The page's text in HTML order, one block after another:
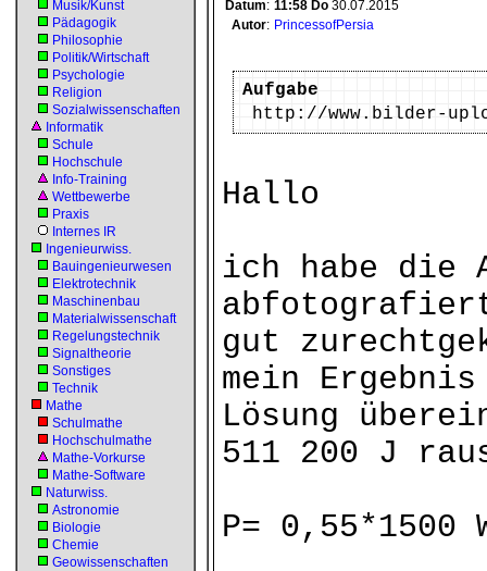
Musik/Kunst
Pädagogik
Philosophie
Politik/Wirtschaft
Psychologie
Religion
Sozialwissenschaften
Informatik
Schule
Hochschule
Info-Training
Wettbewerbe
Praxis
Internes IR
Ingenieurwiss.
Bauingenieurwesen
Elektrotechnik
Maschinenbau
Materialwissenschaft
Regelungstechnik
Signaltheorie
Sonstiges
Technik
Mathe
Schulmathe
Hochschulmathe
Mathe-Vorkurse
Mathe-Software
Naturwiss.
Astronomie
Biologie
Chemie
Geowissenschaften
Datum: 11:58 Do 30.07.2015
Autor: PrincessofPersia
Aufgabe
http://www.bilder-
Hallo
ich habe die
gut
mein
Lösung
511 200 J
P= 0,55*1500